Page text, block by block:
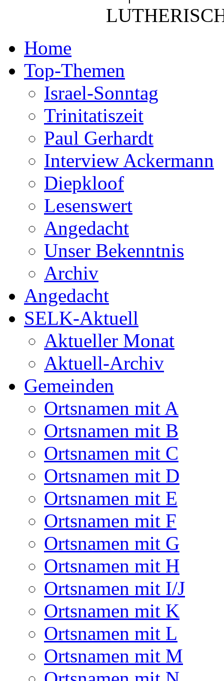
Home
Top-Themen
Israel-Sonntag
Trinitatiszeit
Paul Gerhardt
Interview Ackermann
Diepkloof
Lesenswert
Angedacht
Unser Bekenntnis
Archiv
Angedacht
SELK-Aktuell
Aktueller Monat
Aktuell-Archiv
Gemeinden
Ortsnamen mit A
Ortsnamen mit B
Ortsnamen mit C
Ortsnamen mit D
Ortsnamen mit E
Ortsnamen mit F
Ortsnamen mit G
Ortsnamen mit H
Ortsnamen mit I/J
Ortsnamen mit K
Ortsnamen mit L
Ortsnamen mit M